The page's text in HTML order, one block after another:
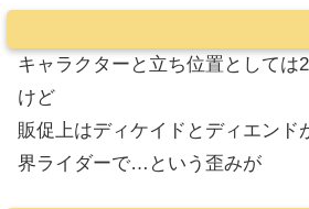
キャラクターと立ち位置としては
けど
販促上はディケイドとディエンド
界ライダーで…という歪みが